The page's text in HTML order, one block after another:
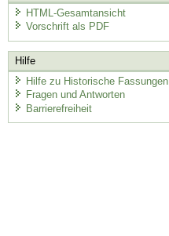
HTML-Gesamtansicht
Vorschrift als PDF
Hilfe
Hilfe zu Historische Fassungen
Fragen und Antworten
Barrierefreiheit